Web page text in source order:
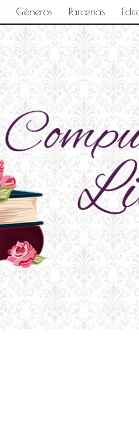
Gêneros Parcerias